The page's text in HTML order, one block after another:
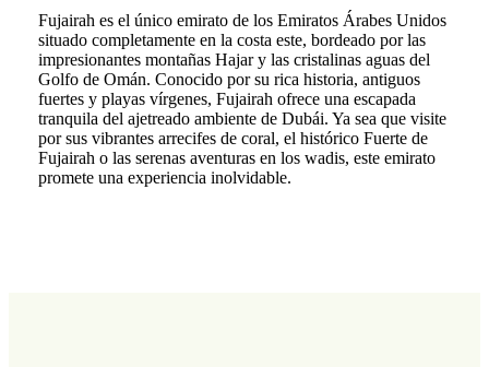
Fujairah es el único emirato de los Emiratos Árabes Unidos
situado completamente en la costa este, bordeado por las
impresionantes montañas Hajar y las cristalinas aguas del
Golfo de Omán. Conocido por su rica historia, antiguos
fuertes y playas vírgenes, Fujairah ofrece una escapada
tranquila del ajetreado ambiente de Dubái. Ya sea que visite
por sus vibrantes arrecifes de coral, el histórico Fuerte de
Fujairah o las serenas aventuras en los wadis, este emirato
promete una experiencia inolvidable.